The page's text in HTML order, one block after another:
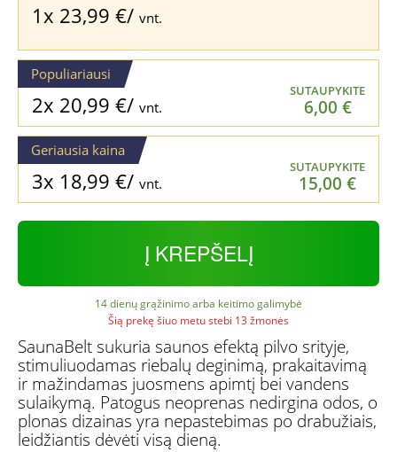
1x 23,99 €/ vnt.
Populiariausi
2x 20,99 €/ vnt.
SUTAUPYKITE
6,00 €
Geriausia kaina
3x 18,99 €/ vnt.
SUTAUPYKITE
15,00 €
Į KREPŠELĮ
14 dienų grąžinimo arba keitimo galimybė
Šią prekę šiuo metu stebi 13 žmonės
SaunaBelt sukuria saunos efektą pilvo srityje,
stimuliuodamas riebalų deginimą, prakaitavimą
ir mažindamas juosmens apimtį bei vandens
sulaikymą. Patogus neoprenas nedirgina odos, o
plonas dizainas yra nepastebimas po drabužiais,
leidžiantis dėvėti visą dieną.